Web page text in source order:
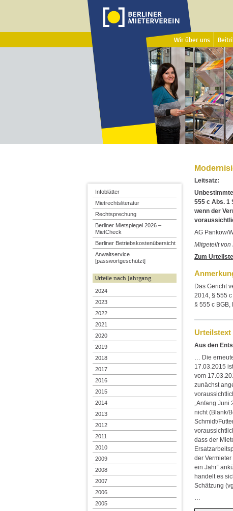
Wir über uns
Leitsatz:
555 c Abs. 1
wenn der
AG Pankow/
Mitgeteilt von
Zum
Das Gericht
2014, § 555
§ 555 c BGB,
Urteilstext
Aus den
… Die
17.03.2015
vom
zunächst
„Anfang Juni
nicht (Blank/
Schmidt/
dass der
der
ein Jahr“
handelt es
Schätzung
…
Infoblätter
Mietrechtsliteratur
Rechtsprechung
Berliner Mietspiegel 2026 –
MietCheck
Berliner Betriebskostenübersicht
Anwaltservice
[passwortgeschützt]
Urteile nach Jahrgang
2024
2023
2022
2021
2020
2019
2018
2017
2016
2015
2014
2013
2012
2011
2010
2009
2008
2007
2006
2005